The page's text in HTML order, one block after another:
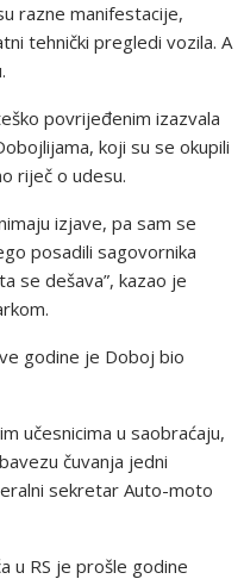
razne manifestacije,
tehnički pregledi vozila. A
povrijeđenim izazvala
koji su se okupili
riječ o udesu.
izjave, pa sam se
posadili sagovornika
se dešava”, kazao je
godine je Doboj bio
učesnicima u saobraćaju,
čuvanja jedni
sekretar Auto-moto
u RS je prošle godine